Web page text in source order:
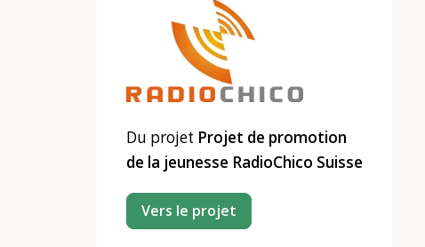
Du projet Projet de promotion
de la jeunesse RadioChico Suisse
Vers le projet